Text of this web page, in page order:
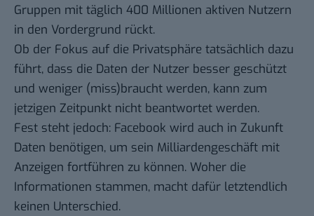
Gruppen mit täglich 400 Millionen aktiven Nutzern
in den Vordergrund rückt.
Ob der Fokus auf die Privatsphäre tatsächlich dazu
führt, dass die Daten der Nutzer besser geschützt
und weniger (miss)braucht werden, kann zum
jetzigen Zeitpunkt nicht beantwortet werden.
Fest steht jedoch: Facebook wird auch in Zukunft
Daten benötigen, um sein Milliardengeschäft mit
Anzeigen fortführen zu können. Woher die
Informationen stammen, macht dafür letztendlich
keinen Unterschied.